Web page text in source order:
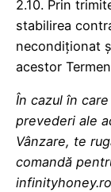
2.10. Prin
stabilirea
necondiționat
acestor
În cazul în
prevederi ale
Vânzare, te
comandă